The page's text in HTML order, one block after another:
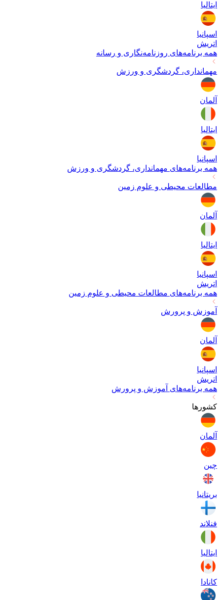
ایتالیا
اسپانیا
اتریش
همه برنامه‌های روزنامه‌نگاری و رسانه
مهمانداری، گردشگری و ورزش
آلمان
ایتالیا
اسپانیا
همه برنامه‌های مهمانداری، گردشگری و ورزش
مطالعات محیطی و علوم زمین
آلمان
ایتالیا
اسپانیا
اتریش
همه برنامه‌های مطالعات محیطی و علوم زمین
آموزش و پرورش
آلمان
اسپانیا
اتریش
همه برنامه‌های آموزش و پرورش
کشورها
آلمان
چین
بریتانیا
فنلاند
ایتالیا
کانادا